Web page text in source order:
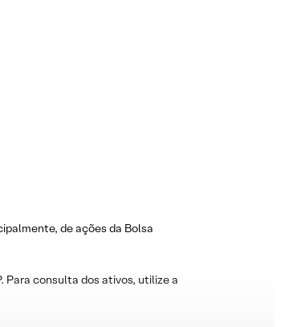
de ações da Bolsa
Para consulta dos ativos, utilize a